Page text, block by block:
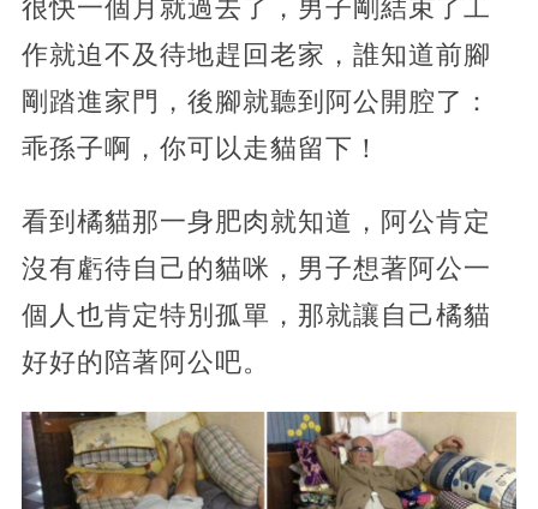
很快一個月就過去了，男子剛結束了工
作就迫不及待地趕回老家，誰知道前腳
剛踏進家門，後腳就聽到阿公開腔了：
乖孫子啊，你可以走貓留下！
看到橘貓那一身肥肉就知道，阿公肯定
沒有虧待自己的貓咪，男子想著阿公一
個人也肯定特別孤單，那就讓自己橘貓
好好的陪著阿公吧。